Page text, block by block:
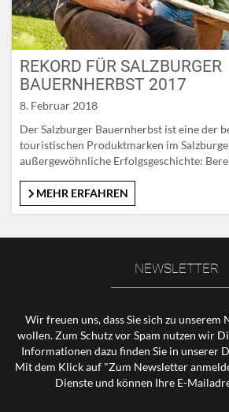
REKORD FÜR SALZBURGER
BAUERNHERBST 2017
8. Februar 2018
Der Salzburger Bauernherbst ist eine der
touristischen Produktmarken im
außergewöhnliche Erfolgsgeschichte:
vergangenen Saison mit insgesamt über
Erstmals über 3,5 Millionen Nächtigungen
Handwerk und regionale Genüsse, wie die
MEHR ERFAHREN
NEWSLETTER
Wir freuen uns, dass Sie sich zu unserem
wollen. Zum Schutz vor Spam nutzen wir
Informationen dazu finden Sie in unserer
Mit dem Klick auf "Zum Newsletter
Dienste und können Ihre E-